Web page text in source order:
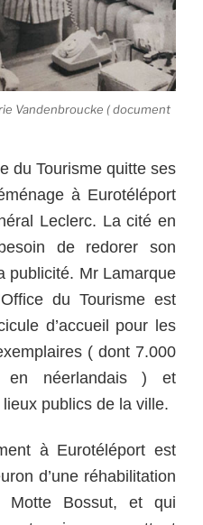
Vandenbroucke ( document
du Tourisme quitte ses
à Eurotéléport
Leclerc. La cité en
de redorer son
publicité. Mr Lamarque
du Tourisme est
d’accueil pour les
( dont 7.000
néerlandais ) et
publics de la ville.
à Eurotéléport est
d’une réhabilitation
Motte Bossut, et qui